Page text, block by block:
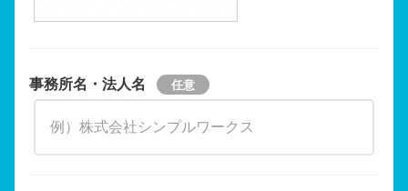
事務所名・法人名